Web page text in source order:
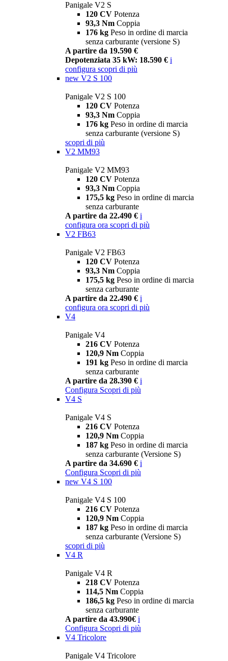
Panigale V2 S
120 CV Potenza
93,3 Nm Coppia
176 kg Peso in ordine di marcia
senza carburante (versione S)
A partire da 19.590 €
Depotenziata 35 kW: 18.590 € i
configura scopri di più
new V2 S 100
Panigale V2 S 100
120 CV Potenza
93,3 Nm Coppia
176 kg Peso in ordine di marcia
senza carburante (versione S)
scopri di più
V2 MM93
Panigale V2 MM93
120 CV Potenza
93,3 Nm Coppia
175,5 kg Peso in ordine di marcia
senza carburante
A partire da 22.490 € i
configura ora scopri di più
V2 FB63
Panigale V2 FB63
120 CV Potenza
93,3 Nm Coppia
175,5 kg Peso in ordine di marcia
senza carburante
A partire da 22.490 € i
configura ora scopri di più
V4
Panigale V4
216 CV Potenza
120,9 Nm Coppia
191 kg Peso in ordine di marcia
senza carburante
A partire da 28.390 € i
Configura Scopri di più
V4 S
Panigale V4 S
216 CV Potenza
120,9 Nm Coppia
187 kg Peso in ordine di marcia
senza carburante (Versione S)
A partire da 34.690 € i
Configura Scopri di più
new V4 S 100
Panigale V4 S 100
216 CV Potenza
120,9 Nm Coppia
187 kg Peso in ordine di marcia
senza carburante (Versione S)
scopri di più
V4 R
Panigale V4 R
218 CV Potenza
114,5 Nm Coppia
186,5 kg Peso in ordine di marcia
senza carburante
A partire da 43.990€ i
Configura Scopri di più
V4 Tricolore
Panigale V4 Tricolore